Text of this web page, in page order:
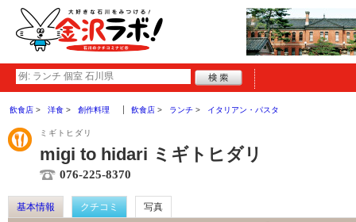
飲食店 洋食 創作料理 飲食店 ランチ イタリアン・パスタ
ミギトヒダリ
migi to hidari ミギトヒダリ
076-225-8370
基本情報 クチコミ
写真